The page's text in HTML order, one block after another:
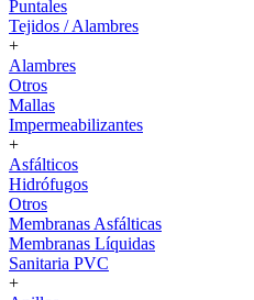
Puntales
Tejidos / Alambres
+
Alambres
Otros
Mallas
Impermeabilizantes
+
Asfálticos
Hidrófugos
Otros
Membranas Asfálticas
Membranas Líquidas
Sanitaria PVC
+